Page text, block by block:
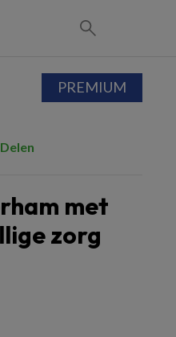
Delen
met
zorg
PREMIUM